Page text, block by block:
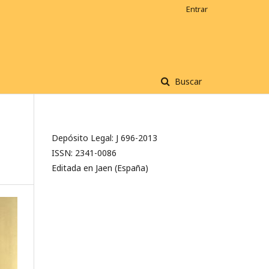
Buscar
Entrar
Depósito Legal: J 696-2013
ISSN: 2341-0086
Editada en Jaen (España)